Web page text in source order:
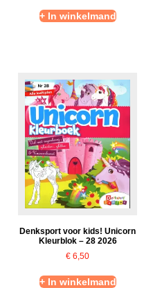
+ In winkelmand
Denksport voor kids! Unicorn
Kleurblok – 28 2026
€ 6,50
+ In winkelmand